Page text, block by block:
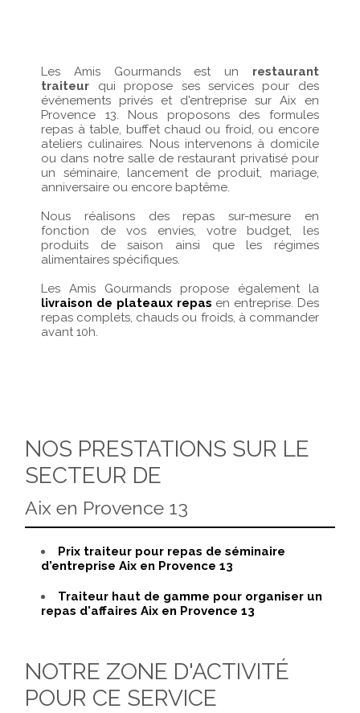
Les Amis Gourmands est un restaurant
traiteur qui propose ses services pour des
événements privés et d'entreprise sur Aix en
Provence 13. Nous proposons des formules
repas à table, buffet chaud ou froid, ou encore
ateliers culinaires. Nous intervenons à domicile
ou dans notre salle de restaurant privatisé pour
un séminaire, lancement de produit, mariage,
anniversaire ou encore baptême.
Nous réalisons des repas sur-mesure en
fonction de vos envies, votre budget, les
produits de saison ainsi que les régimes
alimentaires spécifiques.
Les Amis Gourmands propose également la
livraison de plateaux repas en entreprise. Des
repas complets, chauds ou froids, à commander
avant 10h.
NOS PRESTATIONS SUR LE
SECTEUR DE
Aix en Provence 13
Prix traiteur pour repas de séminaire
d'entreprise Aix en Provence 13
Traiteur haut de gamme pour organiser un
repas d'affaires Aix en Provence 13
NOTRE ZONE D'ACTIVITÉ
POUR CE SERVICE